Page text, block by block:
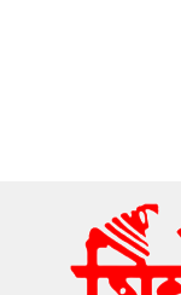
content